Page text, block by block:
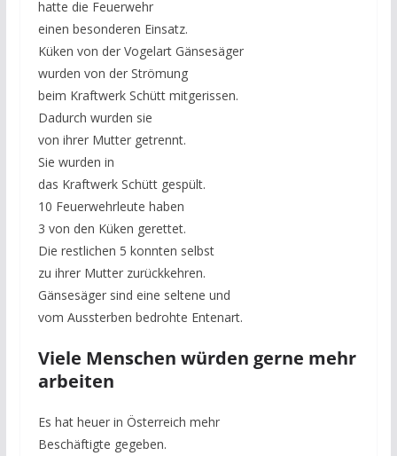
hatte die Feuerwehr
einen besonderen Einsatz.
Küken von der Vogelart Gänsesäger
wurden von der Strömung
beim Kraftwerk Schütt mitgerissen.
Dadurch wurden sie
von ihrer Mutter getrennt.
Sie wurden in
das Kraftwerk Schütt gespült.
10 Feuerwehrleute haben
3 von den Küken gerettet.
Die restlichen 5 konnten selbst
zu ihrer Mutter zurückkehren.
Gänsesäger sind eine seltene und
vom Aussterben bedrohte Entenart.
Viele Menschen würden gerne mehr
arbeiten
Es hat heuer in Österreich mehr
Beschäftigte gegeben.